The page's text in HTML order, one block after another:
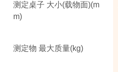
测定桌子 大小(载物面)(m
m)
测定物 最大质量(kg)